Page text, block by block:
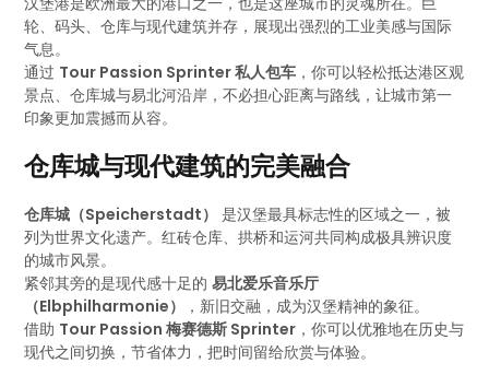
轮、码头、仓库与现代建筑并存，展现出强烈的工业美感与国际
气息。
通过 Tour Passion Sprinter 私人包车 ，你可以轻松抵达港区观
景点、仓库城与易北河沿岸，不必担心距离与路线，让城市第一
印象更加震撼而从容。
仓库城与现代建筑的完美融合
仓库城（Speicherstadt） 是汉堡最具标志性的区域之一，被
列为世界文化遗产。红砖仓库、拱桥和运河共同构成极具辨识度
的城市风景。
紧邻其旁的是现代感十足的易北爱乐音乐厅
（Elbphilharmonie）
，新旧交融，成为汉堡精神的象征。
借助 Tour Passion 梅赛德斯 Sprinter ，你可以优雅地在历史与
现代之间切换，节省体力，把时间留给欣赏与体验。